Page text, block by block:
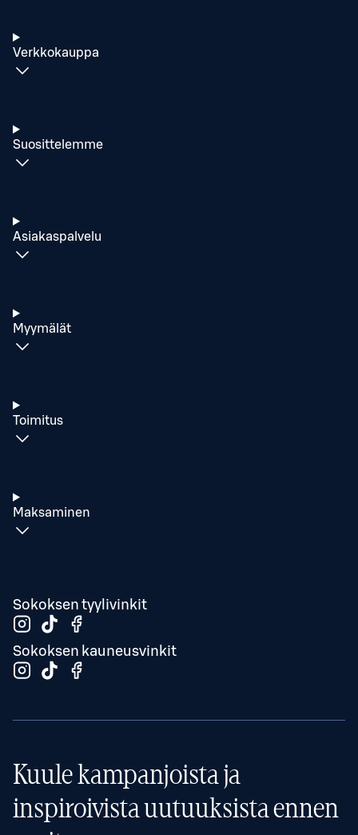
Verkkokauppa
Suosittelemme
Asiakaspalvelu
Myymälät
Toimitus
Maksaminen
Sokoksen tyylivinkit
Sokoksen kauneusvinkit
Kuule kampanjoista ja
inspiroivista uutuuksista ennen